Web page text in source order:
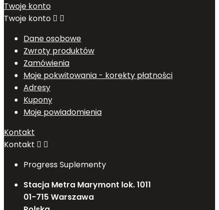
Twoje konto
Twoje konto  
Dane osobowe
Zwroty produktów
Zamówienia
Moje pokwitowania - korekty płatności
Adresy
Kupony
Moje powiadomienia
Kontakt
Kontakt  
Progress Suplementy
Stacja Metra Marymont lok. 1011
01-715 Warszawa